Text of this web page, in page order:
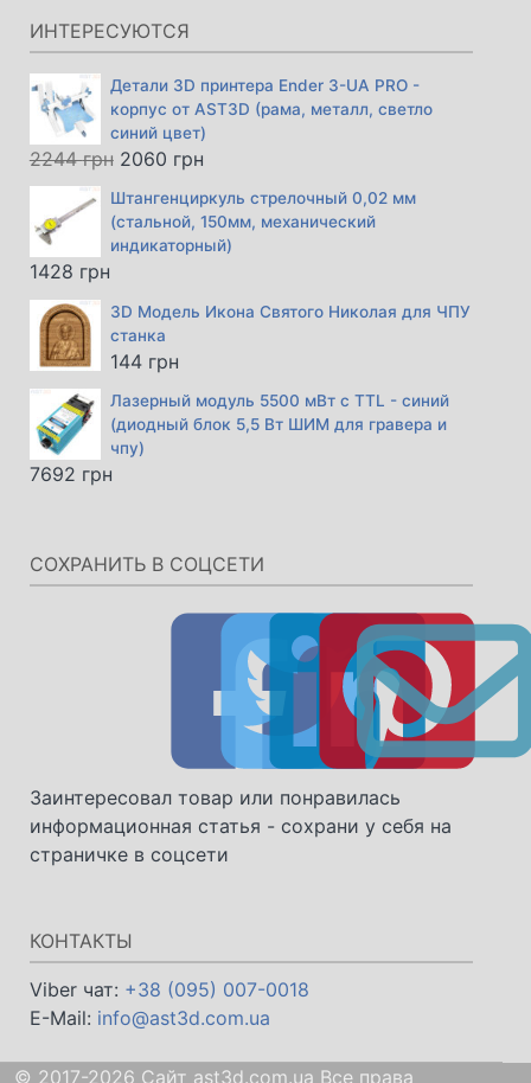
ИНТЕРЕСУЮТСЯ
Детали 3D принтера Ender 3-UA PRO -
корпус от AST3D (рама, металл, светло
синий цвет)
2244грн Первоначальная
цена
составляла
2244 грн.
2060 грнТекущая
2060 грн.
Штангенциркуль стрелочный 0,02 мм
(стальной, 150мм, механический
индикаторный)
1428 грн
3D Модель Икона Святого Николая для ЧПУ
станка
144 грн
Лазерный модуль 5500 мВт с TTL - синий
(диодный блок 5,5 Вт ШИМ для гравера и
чпу)
7692 грн
СОХРАНИТЬ В СОЦСЕТИ
Заинтересовал товар или понравилась
информационная статья - сохрани у себя на
страничке в соцсети
КОНТАКТЫ
Viber чат: +38 (095) 007-0018
E-Mail: info@ast3d.com.ua
© 2017-2026 Сайт ast3d.com.ua Все права